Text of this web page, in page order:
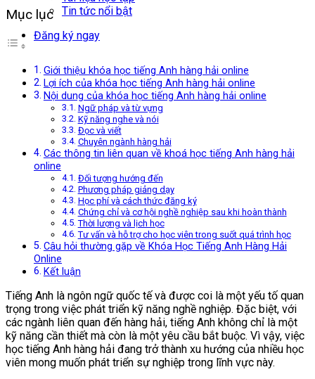
Tin tức nổi bật
Đăng ký ngay
Mục lục
Giới thiệu khóa học tiếng Anh hàng hải online
Lợi ích của khóa học tiếng Anh hàng hải online
Nội dung của khóa học tiếng Anh hàng hải online
Ngữ pháp và từ vựng
Kỹ năng nghe và nói
Đọc và viết
Chuyên ngành hàng hải
Các thông tin liên quan về khoá học tiếng Anh hàng hải
online
Đối tượng hướng đến
Phương pháp giảng dạy
Học phí và cách thức đăng ký
Chứng chỉ và cơ hội nghề nghiệp sau khi hoàn thành
Thời lượng và lịch học
Tư vấn và hỗ trợ cho học viên trong suốt quá trình học
Câu hỏi thường gặp về Khóa Học Tiếng Anh Hàng Hải
Online
Kết luận
Tiếng Anh là ngôn ngữ quốc tế và được coi là một yếu tố quan
trọng trong việc phát triển kỹ năng nghề nghiệp. Đặc biệt, với
các ngành liên quan đến hàng hải, tiếng Anh không chỉ là một
kỹ năng cần thiết mà còn là một yêu cầu bắt buộc. Vì vậy, việc
học tiếng Anh hàng hải đang trở thành xu hướng của nhiều học
viên mong muốn phát triển sự nghiệp trong lĩnh vực này.